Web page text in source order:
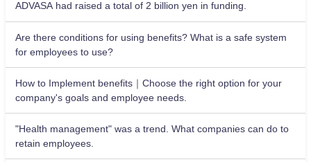
ADVASA had raised a total of 2 billion yen in funding.
Are there conditions for using benefits? What is a safe system
for employees to use?
How to Implement benefits｜Choose the right option for your
company's goals and employee needs.
"Health management" was a trend. What companies can do to
retain employees.